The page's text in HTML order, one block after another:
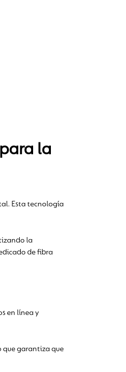
la
Esta tecnología
la
de fibra
en línea y
que garantiza que